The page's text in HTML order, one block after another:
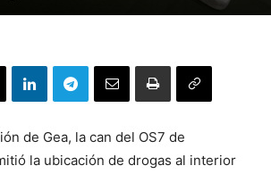
de Gea, la can del OS7 de
la ubicación de drogas al interior